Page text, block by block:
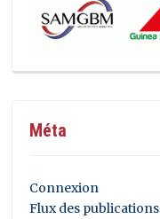
Méta
Connexion
Flux des publications